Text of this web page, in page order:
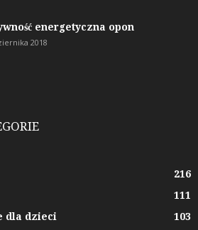
energetyczna opon
2018
216
111
dla dzieci
103